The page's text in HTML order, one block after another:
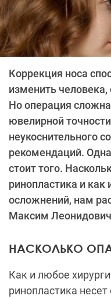
Коррекция носа
изменить
Но операция
ювелирной
неукоснительного
рекомендаций.
стоит того.
ринопластика и как
осложнений, нам
Максим
НАСКОЛЬКО
Как и любое
ринопластика